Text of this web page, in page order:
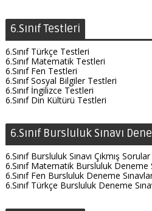
6.Sınıf Testleri
6.Sınıf Türkçe Testleri
6.Sınıf Matematik Testleri
6.Sınıf Fen Testleri
6.Sınıf Sosyal Bilgiler Testleri
6.Sınıf İngilizce Testleri
6.Sınıf Din Kültürü Testleri
6.Sınıf Bursluluk Sınavı
6.Sınıf Bursluluk Sınavı Çıkmış Sorular
6.Sınıf Matematik Bursluluk Deneme
6.Sınıf Fen Bursluluk Deneme
6.Sınıf Türkçe Bursluluk Deneme